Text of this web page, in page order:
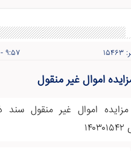
اموال غیر منقول
اموال غیر منقول سند